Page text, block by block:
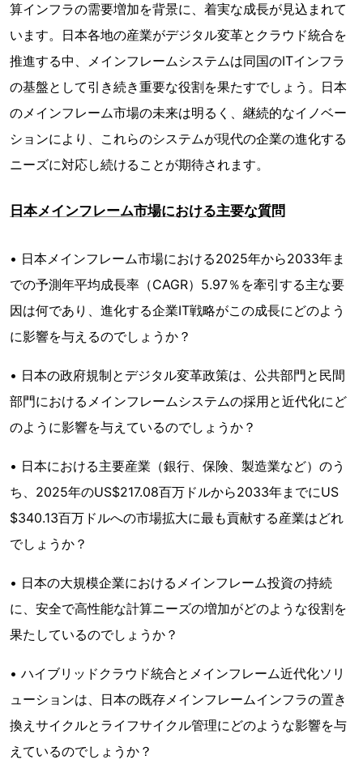
算インフラの需要増加を背景に、着実な成長が見込まれて
います。日本各地の産業がデジタル変革とクラウド統合を
推進する中、メインフレームシステムは同国のITインフラ
の基盤として引き続き重要な役割を果たすでしょう。日本
のメインフレーム市場の未来は明るく、継続的なイノベー
ションにより、これらのシステムが現代の企業の進化する
ニーズに対応し続けることが期待されます。
日本メインフレーム市場における主要な質問
• 日本メインフレーム市場における2025年から2033年ま
での予測年平均成長率（CAGR）5.97％を牽引する主な要
因は何であり、進化する企業IT戦略がこの成長にどのよう
に影響を与えるのでしょうか？
• 日本の政府規制とデジタル変革政策は、公共部門と民間
部門におけるメインフレームシステムの採用と近代化にど
のように影響を与えているのでしょうか？
• 日本における主要産業（銀行、保険、製造業など）のう
ち、2025年のUS$217.08百万ドルから2033年までにUS
$340.13百万ドルへの市場拡大に最も貢献する産業はどれ
でしょうか？
• 日本の大規模企業におけるメインフレーム投資の持続
に、安全で高性能な計算ニーズの増加がどのような役割を
果たしているのでしょうか？
• ハイブリッドクラウド統合とメインフレーム近代化ソリ
ューションは、日本の既存メインフレームインフラの置き
換えサイクルとライフサイクル管理にどのような影響を与
えているのでしょうか？